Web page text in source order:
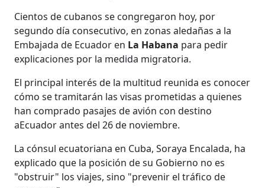
Cientos de cubanos se congregaron hoy, por
segundo día consecutivo, en zonas aledañas a la
Embajada de Ecuador en La Habana para pedir
explicaciones por la medida migratoria.
El principal interés de la multitud reunida es conocer
cómo se tramitarán las visas prometidas a quienes
han comprado pasajes de avión con destino
aEcuador antes del 26 de noviembre.
La cónsul ecuatoriana en Cuba, Soraya Encalada, ha
explicado que la posición de su Gobierno no es
"obstruir" los viajes, sino "prevenir el tráfico de